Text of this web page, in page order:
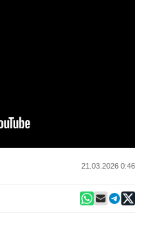
21.03.2026 0:46